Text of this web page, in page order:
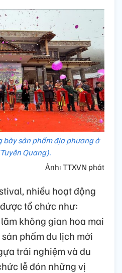
sản phẩm địa phương ở
Quang).
Ảnh: TTXVN phát
nhiều hoạt động
tổ chức như:
không gian hoa mai
phẩm du lịch mới
trải nghiệm và du
lễ đón những vị